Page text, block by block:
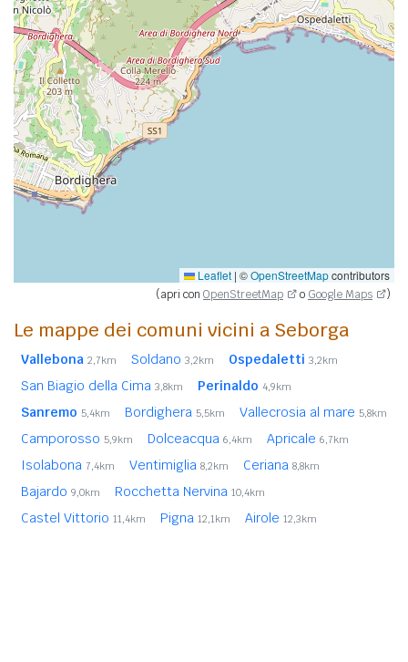
Leaflet | ©OpenStreetMapcontributors
(apri con OpenStreetMap o Google Maps )
Le mappe dei comuni vicini a Seborga
Vallebona 2,7km Soldano 3,2km Ospedaletti 3,2km
San Biagio della Cima 3,8km Perinaldo 4,9km
Sanremo 5,4km Bordighera 5,5km Vallecrosia al mare 5,8km
Camporosso 5,9km Dolceacqua 6,4km Apricale 6,7km
Isolabona 7,4km Ventimiglia 8,2km Ceriana 8,8km
Bajardo 9,0km Rocchetta Nervina 10,4km
Castel Vittorio 11,4km Pigna 12,1km Airole 12,3km